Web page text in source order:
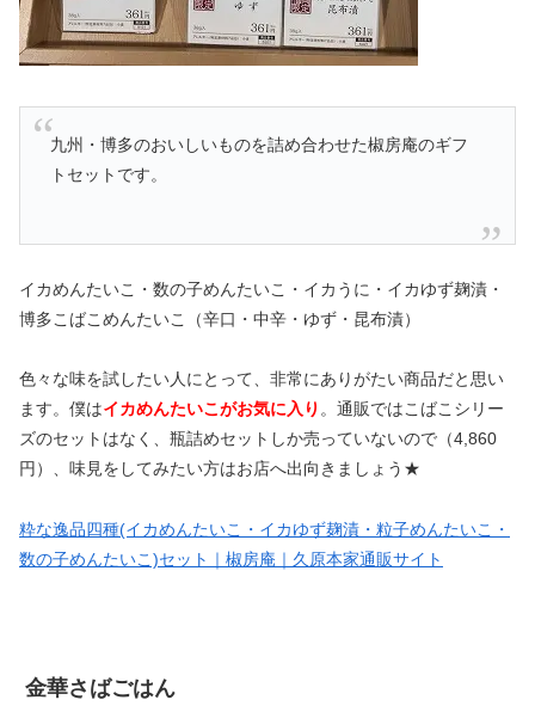
九州・博多のおいしいものを詰め合わせた椒房庵のギフ
トセットです。
イカめんたいこ・数の子めんたいこ・イカうに・イカゆず麹漬・
博多こばこめんたいこ（辛口・中辛・ゆず・昆布漬）
色々な味を試したい人にとって、非常にありがたい商品だと思い
ます。僕はイカめんたいこがお気に入り 。通販ではこばこシリー
ズのセットはなく、瓶詰めセットしか売っていないので（4,860
円）、味見をしてみたい方はお店へ出向きましょう★
粋な逸品四種(イカめんたいこ・イカゆず麹漬・粒子めんたいこ・
数の子めんたいこ)セット｜椒房庵｜久原本家通販サイト
金華さばごはん